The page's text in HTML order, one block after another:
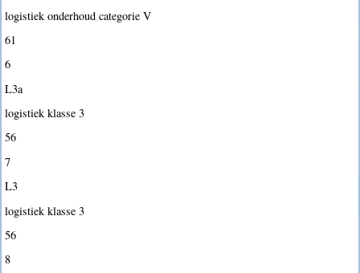
logistiek onderhoud categorie V
61
6
L3a
logistiek klasse 3
56
7
L3
logistiek klasse 3
56
8